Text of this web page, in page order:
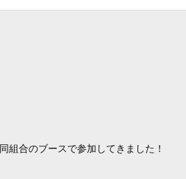
組合のブースで参加してきました！